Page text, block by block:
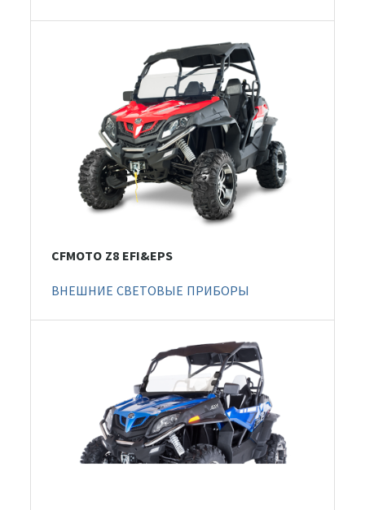
CFMOTO Z8 EFI&EPS
ВНЕШНИЕ СВЕТОВЫЕ ПРИБОРЫ